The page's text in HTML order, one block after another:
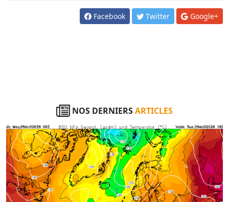
Facebook Twitter Google+
NOS DERNIERSARTICLES